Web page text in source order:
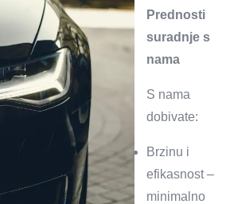
Prednosti
suradnje s
nama
S nama
dobivate:
Brzinu i
efikasnost –
minimalno